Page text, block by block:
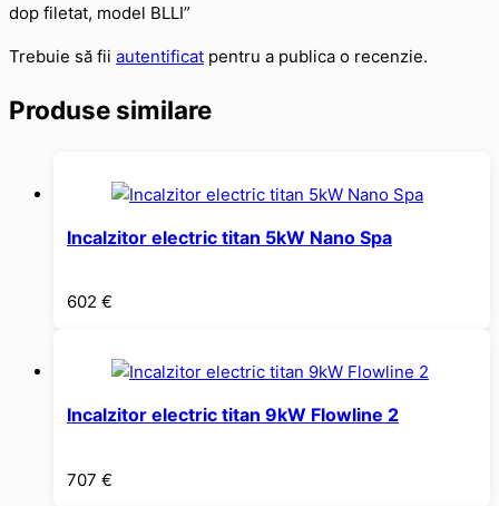
dop filetat, model BLLI”
Trebuie să fii autentificat pentru a publica o recenzie.
Produse similare
Incalzitor electric titan 5kW Nano Spa
602 €
Incalzitor electric titan 9kW Flowline 2
707 €